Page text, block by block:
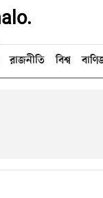
রাজনীতি বিশ্ব